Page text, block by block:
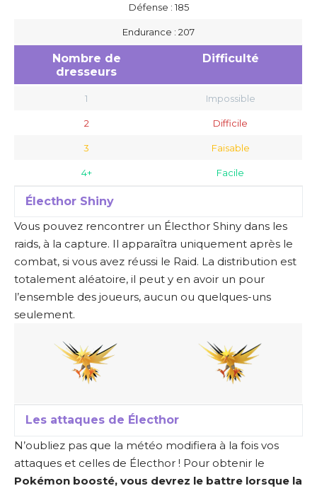
Défense : 185
Endurance : 207
Nombre de
dresseurs
Difficulté
1 Impossible
2 Difficile
3 Faisable
4+ Facile
Électhor Shiny
Vous pouvez rencontrer un Électhor Shiny dans les
raids, à la capture. Il apparaîtra uniquement après le
combat, si vous avez réussi le Raid. La distribution est
totalement aléatoire, il peut y en avoir un pour
l’ensemble des joueurs, aucun ou quelques-uns
seulement.
Les attaques de Électhor
N’oubliez pas que la météo modifiera à la fois vos
attaques et celles de Électhor ! Pour obtenir le
Pokémon boosté, vous devrez le battre lorsque la